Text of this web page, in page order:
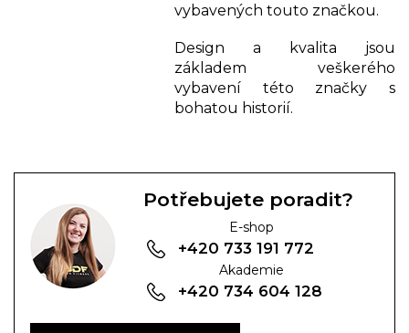
vybavených touto značkou.
Design a kvalita jsou
základem veškerého
vybavení této značky s
bohatou historií.
Potřebujete poradit?
E-shop
+420 733 191 772
Akademie
+420 734 604 128